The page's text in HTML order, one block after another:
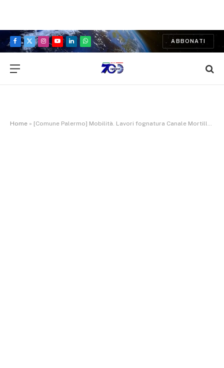
Facebook
X
Instagram
YouTubeLinkedInWhatsApp
ABBONATI
Home » [Comune Palermo] Mobilità. Lavori fognatura Canale Mortillaro. Proroga ordinanza